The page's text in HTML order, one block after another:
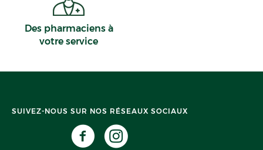
Des pharmaciens à
votre service
SUIVEZ-NOUS SUR NOS RÉSEAUX SOCIAUX